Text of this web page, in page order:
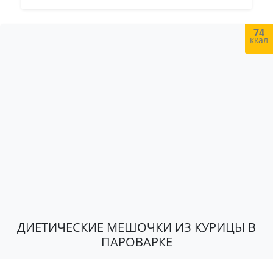
74
ккал
ДИЕТИЧЕСКИЕ МЕШОЧКИ ИЗ КУРИЦЫ В
ПАРОВАРКЕ